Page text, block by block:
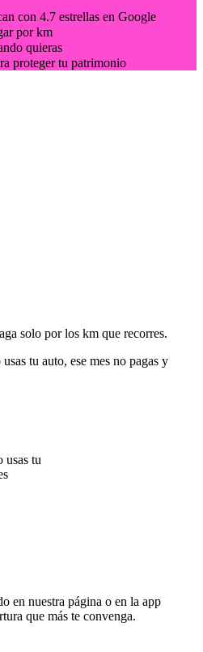
con 4.7 estrellas en Google
por km
quieras
proteger tu patrimonio
solo por los km que recorres.
tu auto, ese mes no pagas y
usas tu
en nuestra página o en la app
que más te convenga.